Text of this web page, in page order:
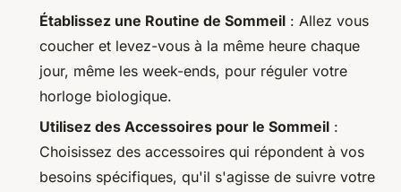
Établissez une Routine de Sommeil : Allez vous
coucher et levez-vous à la même heure chaque
jour, même les week-ends, pour réguler votre
horloge biologique.
Utilisez des Accessoires pour le Sommeil :
Choisissez des accessoires qui répondent à vos
besoins spécifiques, qu'il s'agisse de suivre votre